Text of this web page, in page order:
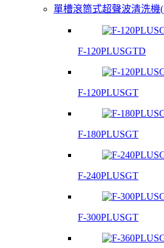
單槽滾筒式超聲波清洗機
F-120PLUSGTD
F-120PLUSGT
F-180PLUSGT
F-240PLUSGT
F-300PLUSGT